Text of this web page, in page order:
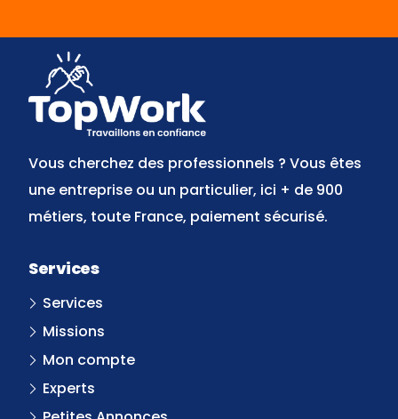
Vous cherchez des professionnels ? Vous êtes
une entreprise ou un particulier, ici + de 900
métiers, toute France, paiement sécurisé.
Services
Services
Missions
Mon compte
Experts